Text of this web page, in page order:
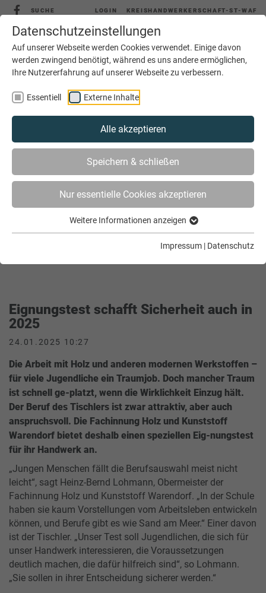
Datenschutzeinstellungen
Auf unserer Webseite werden Cookies verwendet. Einige davon
werden zwingend benötigt, während es uns andere ermöglichen,
Ihre Nutzererfahrung auf unserer Webseite zu verbessern.
Essentiell Externe Inhalte
Alle akzeptieren
Speichern & schließen
Nur essentielle Cookies akzeptieren
Weitere Informationen anzeigen
Impressum | Datenschutz
SUCHE LOGIN KREISHANDWERKERSCHAFT-ST-WAF
MENÜ
AKTUELLES
EIGNUNGSTEST SCHAFFT SICHERHEIT AUCH IN 2025
Eignungstest schafft Sicherheit auch in
2025
24.01.2025 10:27
Die Arbeit mit Holz und anderen modernen Werkstoffen –
für viele Jugendliche ein Traumjob. Doch mancher Traum
ist schnell ge-platzt, wenn die Wirklichkeit Einzug hält.
Der Beruf des Tischlers ist zwar attraktiv, aber auch
anspruchsvoll. Die Fachinnung Holz und Kunststoff
Warendorf bietet deshalb einen speziellen Eig-nungstest
für ihr Handwerk an.
„Jungen Menschen fällt die Berufsauswahl meist nicht
leicht“, sagt Heinz-Bernd Lohmann, Obermeister der
Fachinnung Holz und Kunststoff Warendorf. „In der Schule
haben sie kaum Vorstellungen vom Arbeitsleben entwickeln
können, und Berufe gibt es wie Sand am Meer.“ Einer davon
ist der Tischler. „Unser Test soll Jugendlichen, die sich für
unser Handwerk interessieren, die Voraussetzungen
deutlich machen, die dafür hilfreich sind“, so Lohmann.
„Sie sollen in ihrer Entscheidung sicherer werden.“